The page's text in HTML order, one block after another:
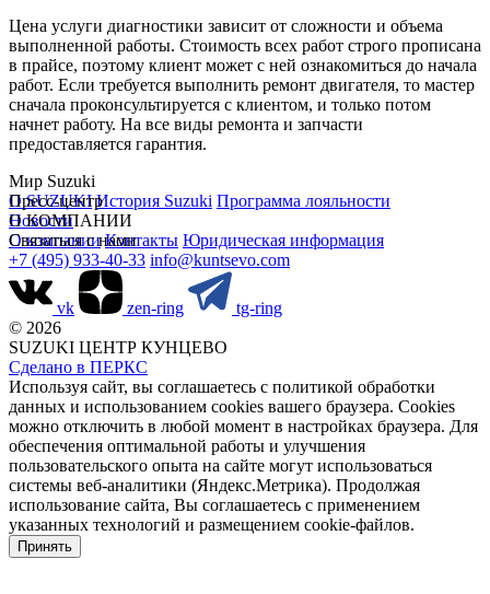
Цена услуги диагностики зависит от сложности и объема
выполненной работы. Стоимость всех работ строго прописана
в прайсе, поэтому клиент может с ней ознакомиться до начала
работ. Если требуется выполнить ремонт двигателя, то мастер
сначала проконсультируется с клиентом, и только потом
начнет работу. На все виды ремонта и запчасти
предоставляется гарантия.
Мир Suzuki
О SUZUKI История Suzuki Программа лояльности
Пресс-центр
Новости
О КОМПАНИИ
О компании Контакты Юридическая информация
Связаться с нами
+7 (495) 933-40-33 info@kuntsevo.com
vk zen-ring
tg-ring
© 2026
SUZUKI ЦЕНТР КУНЦЕВО
Сделано в ПЕРКС
Используя сайт, вы соглашаетесь с политикой обработки
данных и использованием cookies вашего браузера. Cookies
можно отключить в любой момент в настройках браузера. Для
обеспечения оптимальной работы и улучшения
пользовательского опыта на сайте могут использоваться
системы веб-аналитики (Яндекс.Метрика). Продолжая
использование сайта, Вы соглашаетесь с применением
указанных технологий и размещением cookie-файлов.
Принять